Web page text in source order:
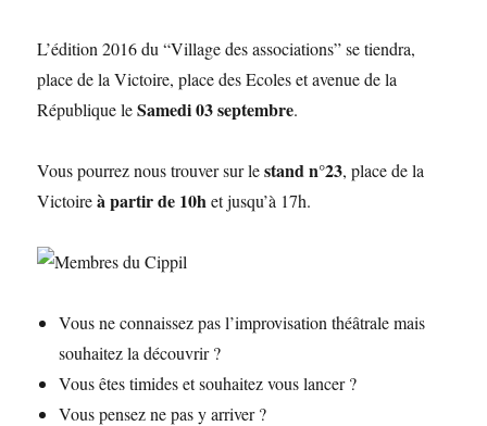
L’édition 2016 du “Village des associations” se tiendra,
place de la Victoire, place des Ecoles et avenue de la
République leSamedi 03 septembre.
Vous pourrez nous trouver sur lestand n°23, place de la
Victoireà partir de 10het jusqu’à 17h.
Vous ne connaissez pas l’improvisation théâtrale mais
souhaitez la découvrir ?
Vous êtes timides et souhaitez vous lancer ?
Vous pensez ne pas y arriver ?